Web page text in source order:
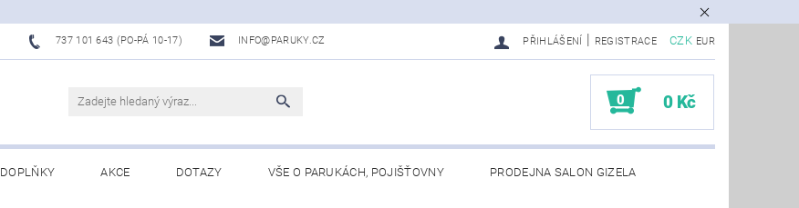
737 101 643 (PO-PÁ 10-17) INFO@PARUKY.CZ CZK EUR
PŘIHLÁŠENÍ REGISTRACE
0 0 Kč
DOPLŇKY AKCE DOTAZY VŠE O PARUKÁCH, POJIŠŤOVNY PRODEJNA SALON GIZELA